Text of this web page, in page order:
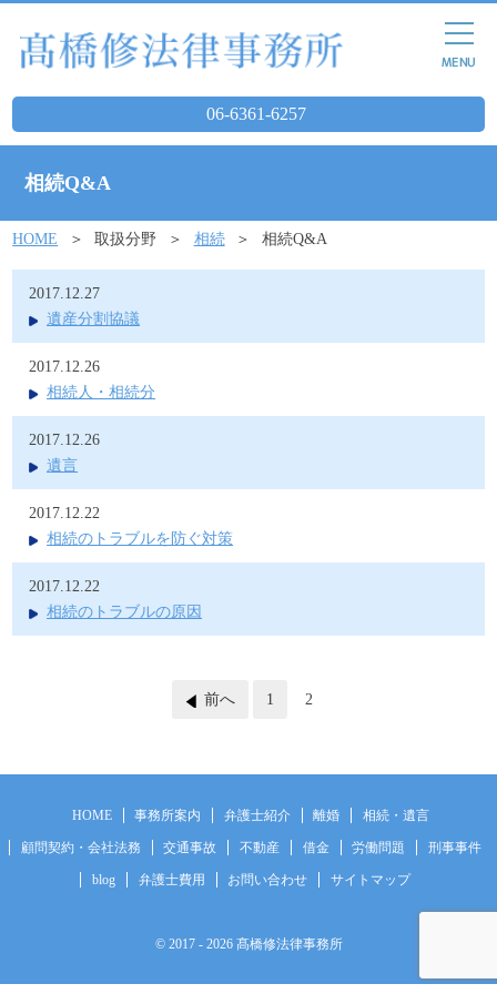
06-6361-6257
相続Q&A
HOME 取扱分野 相続 相続Q&A
2017.12.27
遺産分割協議
2017.12.26
相続人・相続分
2017.12.26
遺言
2017.12.22
相続のトラブルを防ぐ対策
2017.12.22
相続のトラブルの原因
前へ 1 2
HOME 事務所案内 弁護士紹介 離婚 相続・遺言
顧問契約・会社法務 交通事故 不動産 借金 労働問題 刑事事件
blog 弁護士費用 お問い合わせ サイトマップ
© 2017 - 2026 髙橋修法律事務所